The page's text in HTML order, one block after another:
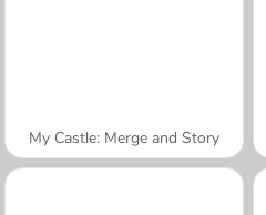
My Castle: Merge and Story